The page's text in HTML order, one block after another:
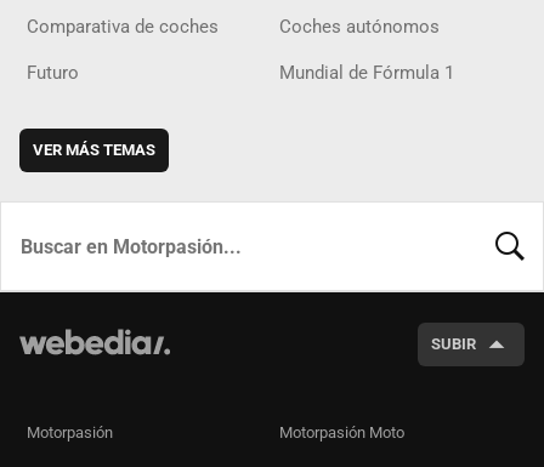
Comparativa de coches Coches autónomos
Futuro Mundial de Fórmula 1
VER MÁS TEMAS
SUBIR
Motorpasión Motorpasión Moto